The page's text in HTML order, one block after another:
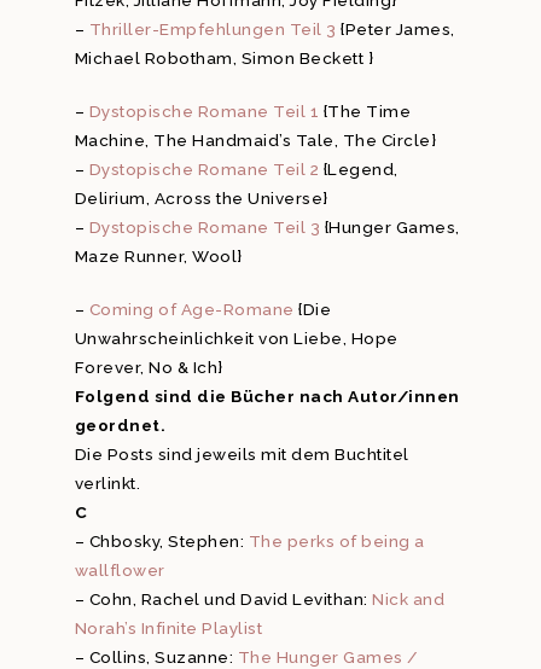
– Thriller-Empfehlungen Teil 3 {Peter James,
Michael Robotham, Simon Beckett }
– Dystopische Romane Teil 1 {The Time
Machine, The Handmaid’s Tale, The Circle}
– Dystopische Romane Teil 2 {Legend,
Delirium, Across the Universe}
– Dystopische Romane Teil 3 {Hunger Games,
Maze Runner, Wool}
– Coming of Age-Romane {Die
Unwahrscheinlichkeit von Liebe, Hope
Forever, No & Ich}
Folgend sind die Bücher nach Autor/innen
geordnet.
Die Posts sind jeweils mit dem Buchtitel
verlinkt.
C
– Chbosky, Stephen: The perks of being a
wallflower
– Cohn, Rachel und David Levithan: Nick and
Norah’s Infinite Playlist
– Collins, Suzanne: The Hunger Games /